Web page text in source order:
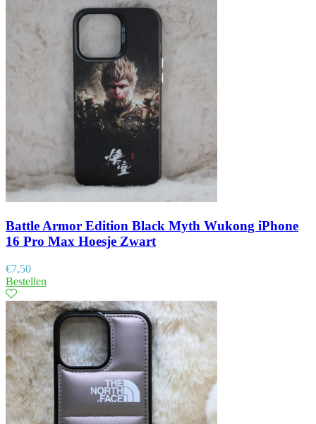
Battle Armor Edition Black Myth Wukong iPhone
16 Pro Max Hoesje Zwart
€7,50
Bestellen